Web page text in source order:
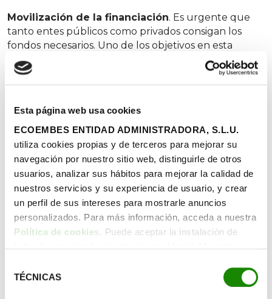
Esta página web usa cookies
ECOEMBES ENTIDAD ADMINISTRADORA, S.L.U.
utiliza cookies propias y de terceros para mejorar su
navegación por nuestro sitio web, distinguirle de otros
usuarios, analizar sus hábitos para mejorar la calidad de
nuestros servicios y su experiencia de usuario, y crear
un perfil de sus intereses para mostrarle anuncios
personalizados. Para más información, acceda a nuestra
Política de cookies. Puede aceptar la instalación de
botón “Configurar cookies”, o rechazar su instalación,
TÉCNICAS
Movilización de la financiación. Es urgente que
tanto entes públicos como privados consigan los
fondos necesarios. Uno de los objetivos en esta
COP26 es conseguir el compromiso de que cien
billones de dólares sean movilizados anualmente,
por entidades públicas, para frenar el calentamiento
movilizar trillones de dólares para conseguir que las
emisiones de gases de efecto invernadero lleguen a
cero en el 2050.
La protección de los espacios
naturales evitará que un billón de
personas siga en riesgo por los
adversos fenómenos que causa el
calentamiento global
Compromiso
. La inacción no es una opción. Hay que